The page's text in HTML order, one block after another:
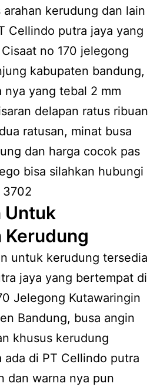
arahan kerudung dan lain
Cellindo putra jaya yang
no 170 jelegong
kabupaten bandung,
nya yang tebal 2 mm
delapan ratus ribuan
ratusan, minat busa
dan harga cocok pas
bisa silahkan hubungi
3702
Untuk
Kerudung
untuk kerudung tersedia
jaya yang bertempat di
Jelegong Kutawaringin
Bandung, busa angin
khusus kerudung
di PT Cellindo putra
dan warna nya pun